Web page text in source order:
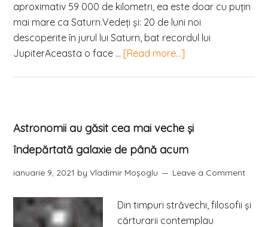
aproximativ 59 000 de kilometri, ea este doar cu puțin
mai mare ca Saturn.Vedeţi şi: 20 de luni noi
descoperite în jurul lui Saturn, bat recordul lui
JupiterAceasta o face … [Read more...]
Astronomii au găsit cea mai veche şi
îndepărtată galaxie de până acum
ianuarie 9, 2021 byVladimir Moşoglu Leave a Comment
Din timpuri străvechi, filosofii şi
cărturarii contemplau